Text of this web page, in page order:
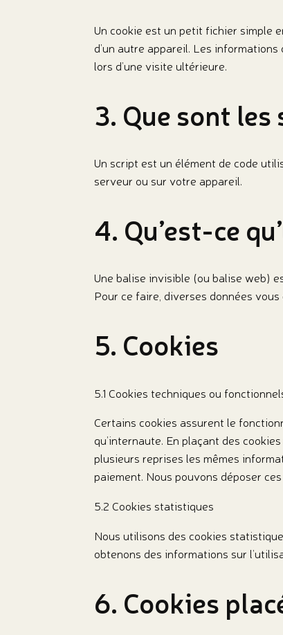
Un cookie est un petit fichier simple
d’un autre appareil. Les
lors d’une visite ultérieure.
3. Que sont
Un script est un élément de code
serveur ou sur votre appareil.
4. Qu’est-ce
Une balise invisible (ou balise web)
Pour ce faire, diverses données
5. Cookies
5.1 Cookies techniques ou
Certains cookies assurent le
qu’internaute. En plaçant des
plusieurs reprises les mêmes
paiement. Nous pouvons déposer
5.2 Cookies statistiques
Nous utilisons des cookies
obtenons des informations sur
6. Cookies